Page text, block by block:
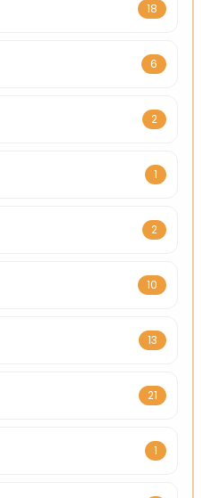
18
6
2
1
2
10
13
21
1